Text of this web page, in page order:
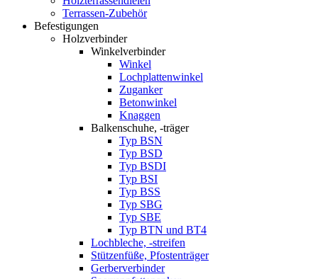
Terrassen-Zubehör
Befestigungen
Holzverbinder
Winkelverbinder
Winkel
Lochplattenwinkel
Zuganker
Betonwinkel
Knaggen
Balkenschuhe, -träger
Typ BSN
Typ BSD
Typ BSDI
Typ BSI
Typ BSS
Typ SBG
Typ SBE
Typ BTN und BT4
Lochbleche, -streifen
Stützenfüße, Pfostenträger
Gerberverbinder